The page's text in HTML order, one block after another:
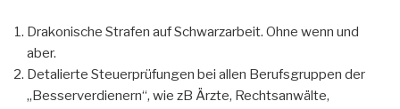
Drakonische Strafen auf Schwarzarbeit. Ohne wenn und
aber.
Detalierte Steuerprüfungen bei allen Berufsgruppen der
„Besserverdienern“, wie zB Ärzte, Rechtsanwälte,